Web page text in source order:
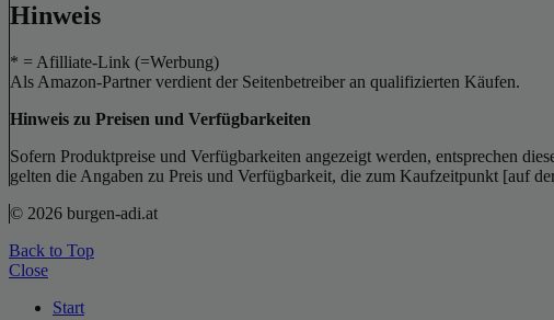
Hinweis
* = Afilliate-Link (=Werbung)
Als Amazon-Partner verdient der Seitenbetreiber an qualifizierten Käufen.
Hinweis zu Preisen und Verfügbarkeiten
Sofern Produktpreise und Verfügbarkeiten angezeigt werden, entsprechen
gelten die Angaben zu Preis und Verfügbarkeit, die zum Kaufzeitpunkt [auf
© 2026 burgen-adi.at
Back to Top
Close
Start